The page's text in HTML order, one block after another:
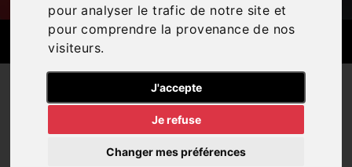
pour analyser le trafic de notre site et
pour comprendre la provenance de nos
visiteurs.
J'accepte
Je refuse
Changer mes préférences
FINANCEMENT
Financement